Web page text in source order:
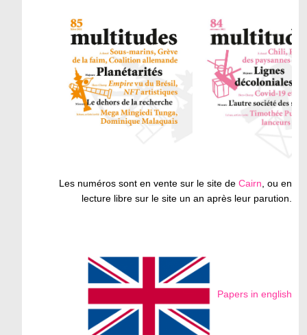
Les numéros sont en vente sur le site deCairn, ou en
lecture libre sur le site un an après leur parution.
Papers in english